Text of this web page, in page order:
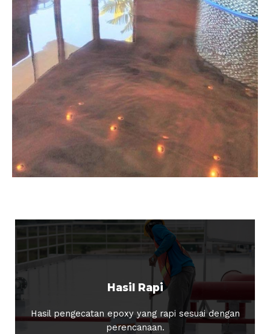
Hasil Rapi
Hasil pengecatan epoxy yang rapi sesuai dengan
perencanaan.